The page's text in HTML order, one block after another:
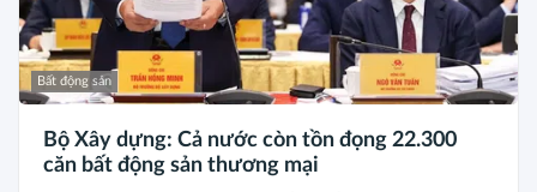
Bất động sản
Bộ Xây dựng: Cả nước còn tồn đọng 22.300
căn bất động sản thương mại